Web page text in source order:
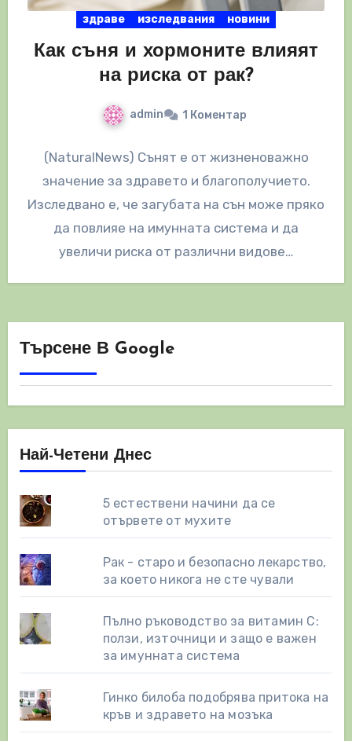
здраве изследвания новини
Как съня и хормоните влияят
на риска от рак?
admin 1 Коментар
(NaturalNews) Сънят е от жизненоважно
значение за здравето и благополучието.
Изследвано е, че загубата на сън може пряко
да повлияе на имунната система и да
увеличи риска от различни видове…
Търсене В Google
Най-Четени Днес
5 естествени начини да се
отървете от мухите
Рак - старо и безопасно лекарство,
за което никога не сте чували
Пълно ръководство за витамин С:
ползи, източници и защо е важен
за имунната система
Гинко билоба подобрява притока на
кръв и здравето на мозъка